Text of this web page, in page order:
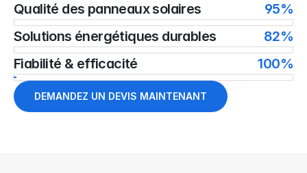
Qualité des panneaux solaires
95%
Solutions énergétiques durables
82%
Fiabilité & efficacité
100%
DEMANDEZ UN DEVIS MAINTENANT